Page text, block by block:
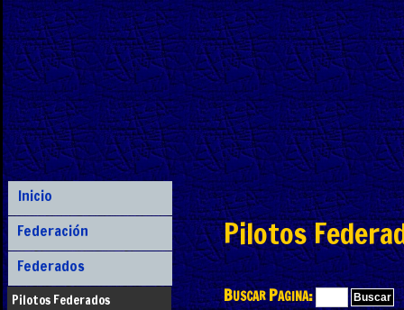
Inicio
Federación
Federados
Pilotos Federados
Pilotos
Buscar Pagina: